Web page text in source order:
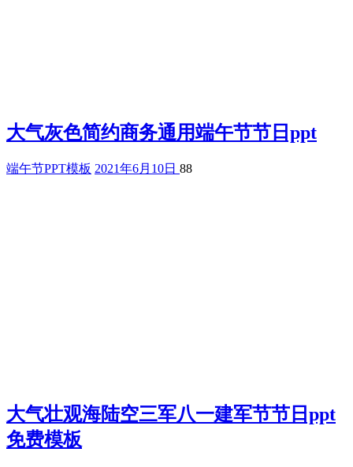
大气灰色简约商务通用端午节节日ppt
端午节PPT模板 2021年6月10日 88
大气壮观海陆空三军八一建军节节日ppt
免费模板